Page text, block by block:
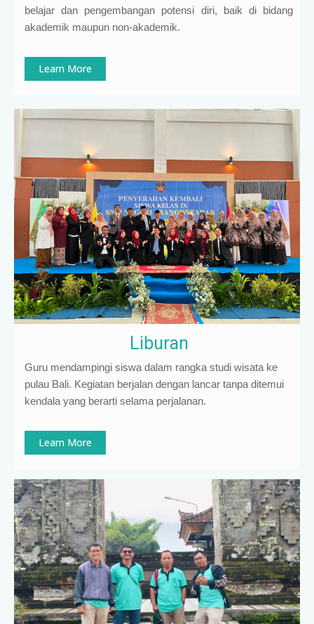
belajar dan pengembangan potensi diri, baik di bidang
akademik maupun non-akademik.
Learn More
Liburan
Guru mendampingi siswa dalam rangka studi wisata ke
pulau Bali. Kegiatan berjalan dengan lancar tanpa ditemui
kendala yang berarti selama perjalanan.
Learn More